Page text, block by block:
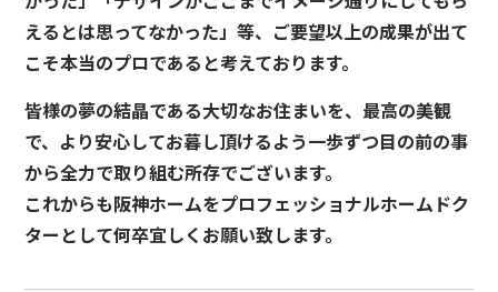
えるとは思ってなかった」等、ご要望以上の成果が出て
こそ本当のプロであると考えております。
皆様の夢の結晶である大切なお住まいを、最高の美観
で、より安心してお暮し頂けるよう一歩ずつ目の前の事
から全力で取り組む所存でございます。
これからも阪神ホームをプロフェッショナルホームドク
ターとして何卒宜しくお願い致します。